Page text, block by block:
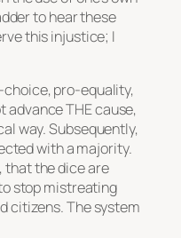
to hear these
this injustice; I
choice, pro-equality,
THE cause,
way. Subsequently,
with a majority.
that the dice are
stop mistreating
citizens. The system